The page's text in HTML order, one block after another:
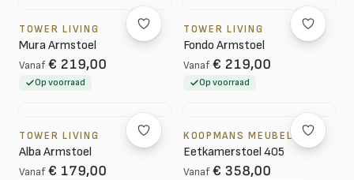
TOWER LIVING
Mura Armstoel
Vanaf € 219,00
Op voorraad
TOWER LIVING
Fondo Armstoel
Vanaf € 219,00
Op voorraad
TOWER LIVING
Alba Armstoel
Vanaf € 179,00
KOOPMANS MEUBELEN
Eetkamerstoel 405
Vanaf € 358,00